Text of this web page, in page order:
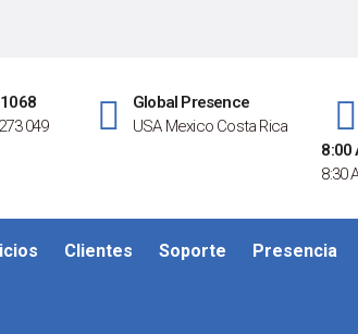
049
Global Presence
USA Mexico Costa Rica
8:00
8:30
Clientes Soporte Presencia